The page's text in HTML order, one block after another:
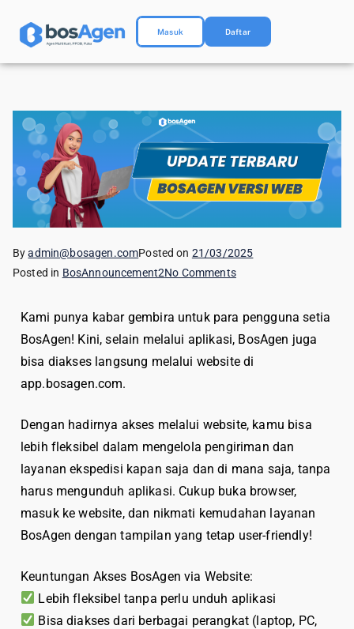
Masuk Daftar
Byadmin@bosagen.comPosted on 21/03/2025
Posted in BosAnnouncement2No Comments
Kami punya kabar gembira untuk para pengguna setia
BosAgen! Kini, selain melalui aplikasi, BosAgen juga
bisa diakses langsung melalui website di
app.bosagen.com.
Dengan hadirnya akses melalui website, kamu bisa
lebih fleksibel dalam mengelola pengiriman dan
layanan ekspedisi kapan saja dan di mana saja, tanpa
harus mengunduh aplikasi. Cukup buka browser,
masuk ke website, dan nikmati kemudahan layanan
BosAgen dengan tampilan yang tetap user-friendly!
Keuntungan Akses BosAgen via Website:
Lebih fleksibel tanpa perlu unduh aplikasi
Bisa diakses dari berbagai perangkat (laptop, PC,